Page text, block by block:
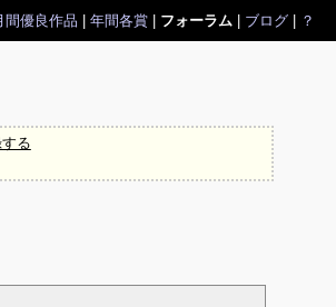
間優良作品 年間各賞| フォーラム| ブログ| ？
る